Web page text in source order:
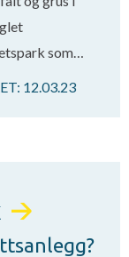
som…
12.03.23